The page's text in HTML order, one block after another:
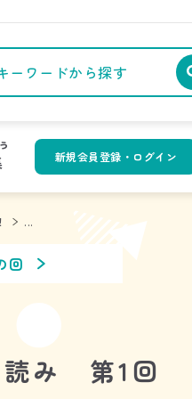
新規会員登録・ログイン
...
回
読み 第1回